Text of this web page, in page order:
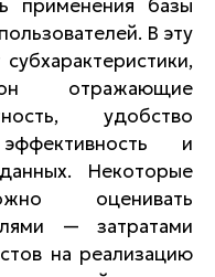
применения базы
В эту
отражающие
удобство
и
Некоторые
оценивать
— затратами
на реализацию